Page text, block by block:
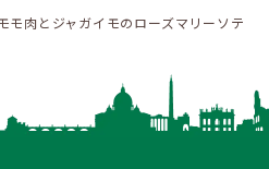
モ肉とジャガイモのローズマリーソテ